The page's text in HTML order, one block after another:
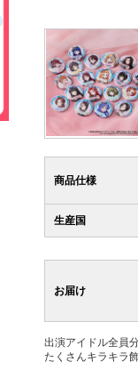
商品仕様
生産国
お届け
出演アイドル全員
たくさんキラキラ